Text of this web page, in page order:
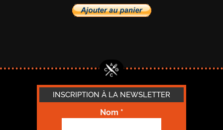
INSCRIPTION À LA NEWSLETTER
Nom *